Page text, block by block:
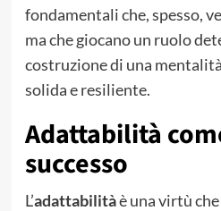
fondamentali che, spesso,
ma che giocano un ruolo
costruzione di una
solida e resiliente.
Adattabilità
successo
L’adattabilitàè una virtù